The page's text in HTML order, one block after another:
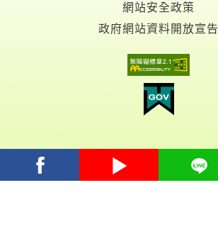
網站安全政策
政府網站資料開放宣告
facebook youtube